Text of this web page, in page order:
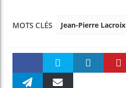
MOTS CLÉS Jean-Pierre Lacroix
Faceboo Twitter